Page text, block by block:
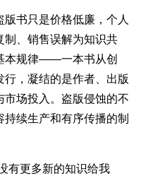
书只是价格低廉，个人
制、销售误解为知识共
本规律——一本书从创
，凝结的是作者、出版
场投入。盗版侵蚀的不
续生产和有序传播的制
更多新的知识给我